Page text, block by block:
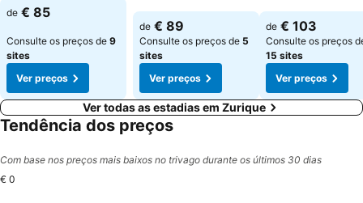
de € 85
Consulte os preços de 9
sites
Ver preços
de € 89
Consulte os preços de 5
sites
Ver preços
de € 103
Consulte os preços
15 sites
Ver preços
Ver todas as estadias em Zurique
Tendência dos preços
Com base nos preços mais baixos no trivago durante os últimos 30 dias
€ 0